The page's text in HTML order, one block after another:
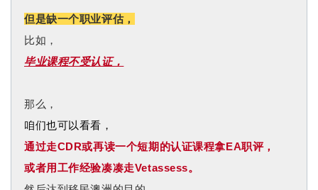
但是缺一个职业评估，
比如，
毕业课程不受认证，
那么，
咱们也可以看看，
通过走CDR或再读一个短期的认证课程拿EA职评，
或者用工作经验凑凑走Vetassess。